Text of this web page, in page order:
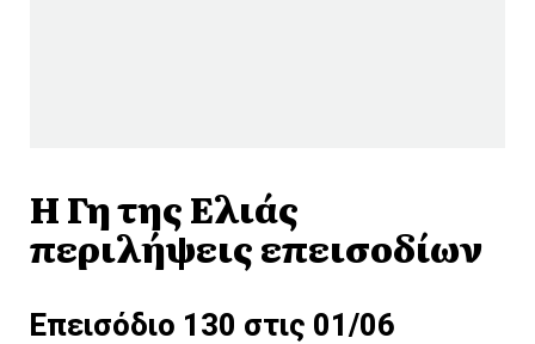
Η Γη της Ελιάς
περιλήψεις επεισοδίων
Επεισόδιο 130 στις 01/06